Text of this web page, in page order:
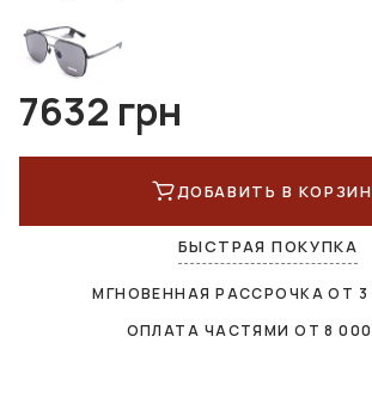
7632 грн
ДОБАВИТЬ В
БЫСТРАЯ ПОКУПКА
МГНОВЕННАЯ РАССРОЧКА ОТ
ОПЛАТА ЧАСТЯМИ ОТ8 000